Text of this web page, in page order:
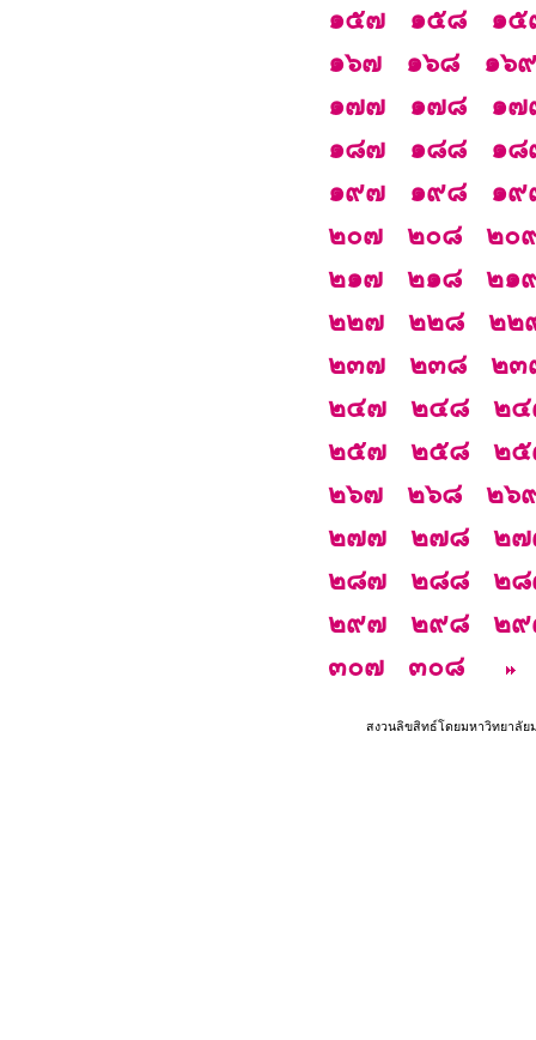
๑๕๗
๑๕๘
๑๕
๑๖๗
๑๖๘
๑๖๙
๑๗๗
๑๗๘
๑๗
๑๘๗
๑๘๘
๑๘
๑๙๗
๑๙๘
๑๙
๒๐๗
๒๐๘
๒๐
๒๑๗
๒๑๘
๒๑
๒๒๗
๒๒๘
๒๒
๒๓๗
๒๓๘
๒๓
๒๔๗
๒๔๘
๒
๒๕๗
๒๕๘
๒
๒๖๗
๒๖๘
๒๖
๒๗๗
๒๗๘
๒
๒๘๗
๒๘๘
๒
๒๙๗
๒๙๘
๒
๓๐๗
๓๐๘
สงวนลิขสิทธ์โดยมหาวิทยาลั